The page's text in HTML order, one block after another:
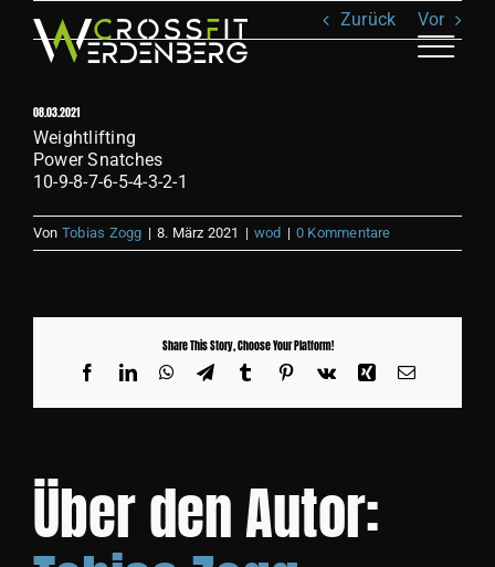
Inhalt
springen
Toggle
RECOVERY
SHOP
KONTAKT
Zurück Vor
08.03.2021
Weightlifting
Power Snatches
10-9-8-7-6-5-4-3-2-1
Von Tobias Zogg | 8. März 2021 | wod | 0 Kommentare
Share This Story, Choose Your Platform!
FacebookLinkedInWhatsApp
TelegramTumblrPinterest
Vk Xing E-
Über den Autor: